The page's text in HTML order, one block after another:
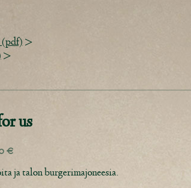
(pdf) >
>
us
€
ja talon burgerimajoneesia.